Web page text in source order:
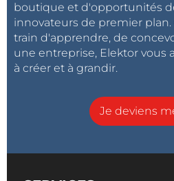
boutique et d'opportunités
innovateurs de premier plan.
train d'apprendre, de
une entreprise, Elektor vous
à créer et à grandir.
Je deviens